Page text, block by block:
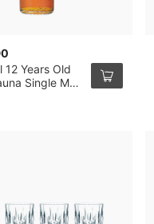
12 Years Old
Single Malt